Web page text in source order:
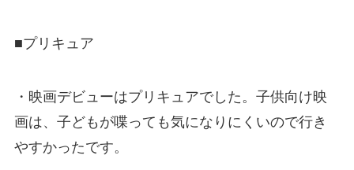
■プリキュア
・映画デビューはプリキュアでした。子供向け映
画は、子どもが喋っても気になりにくいので行き
やすかったです。